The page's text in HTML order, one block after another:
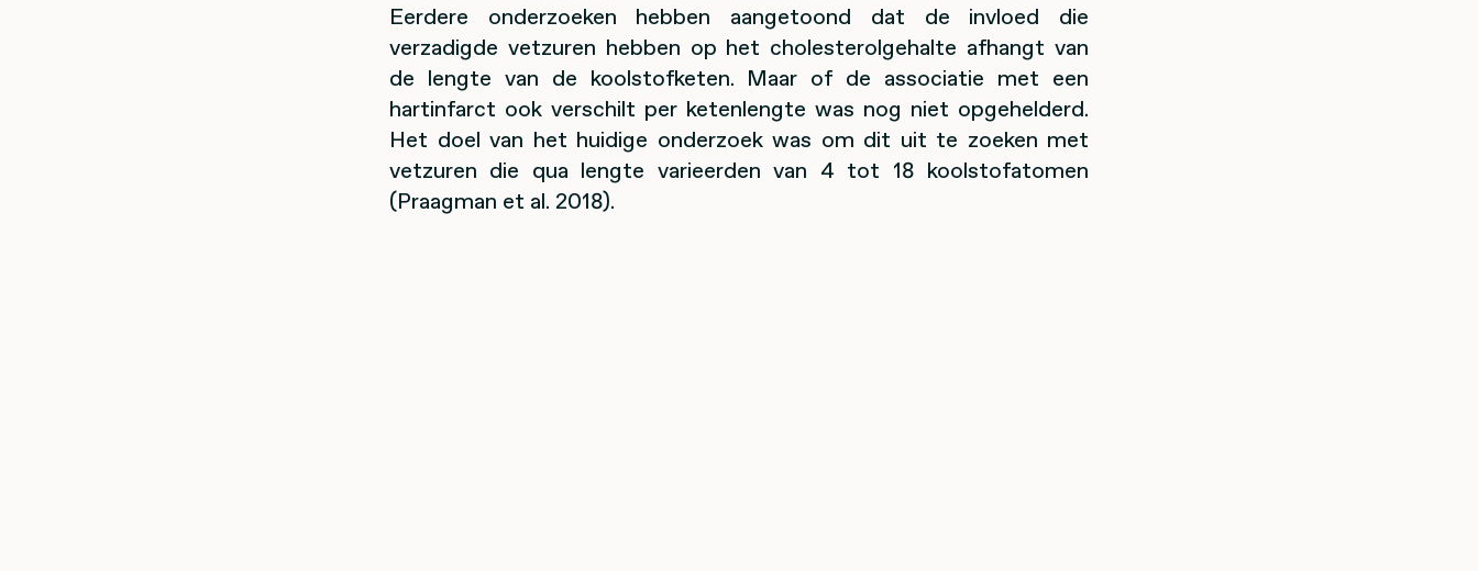
Eerdere onderzoeken hebben aangetoond dat de invloed die
verzadigde vetzuren hebben op het cholesterolgehalte afhangt van
de lengte van de koolstofketen. Maar of de associatie met een
hartinfarct ook verschilt per ketenlengte was nog niet opgehelderd.
Het doel van het huidige onderzoek was om dit uit te zoeken met
vetzuren die qua lengte varieerden van 4 tot 18 koolstofatomen
(Praagman et al. 2018).